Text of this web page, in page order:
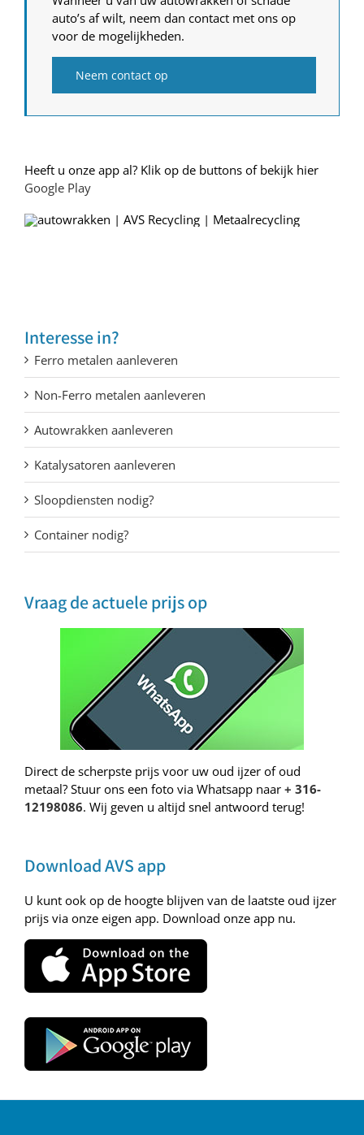
auto’s af wilt, neem dan contact met ons op
voor de mogelijkheden.
Neem contact op
Heeft u onze app al? Klik op de buttons of bekijk hier
Google Play
Interesse in?
Ferro metalen aanleveren
Non-Ferro metalen aanleveren
Autowrakken aanleveren
Katalysatoren aanleveren
Sloopdiensten nodig?
Container nodig?
Vraag de actuele prijs op
Direct de scherpste prijs voor uw oud ijzer of oud
metaal? Stuur ons een foto via Whatsapp naar + 316-
12198086. Wij geven u altijd snel antwoord terug!
Download AVS app
U kunt ook op de hoogte blijven van de laatste oud ijzer
prijs via onze eigen app. Download onze app nu.